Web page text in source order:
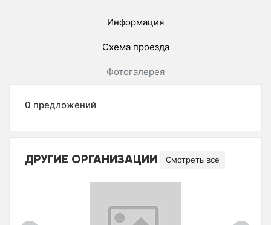
Информация
Схема проезда
Фотогалерея
0 предложений
ДРУГИЕ ОРГАНИЗАЦИИ Смотреть все